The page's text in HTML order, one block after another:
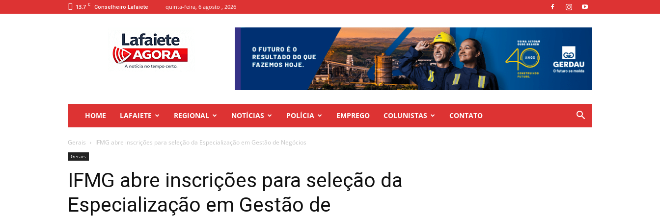
13.7 C Conselheiro Lafaiete quinta-feira, 6 agosto , 2026
HOME LAFAIETE REGIONAL NOTÍCIAS POLÍCIA EMPREGO COLUNISTAS CONTATO
Gerais IFMG abre inscrições para seleção da Especialização em Gestão de Negócios
Gerais
IFMG abre inscrições para seleção da
Especialização em Gestão de